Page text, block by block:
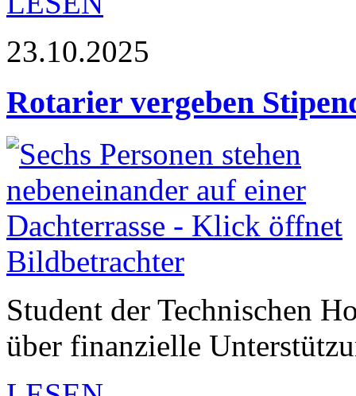
23.10.2025
Rotarier vergeben
Student der Technischen
über finanzielle